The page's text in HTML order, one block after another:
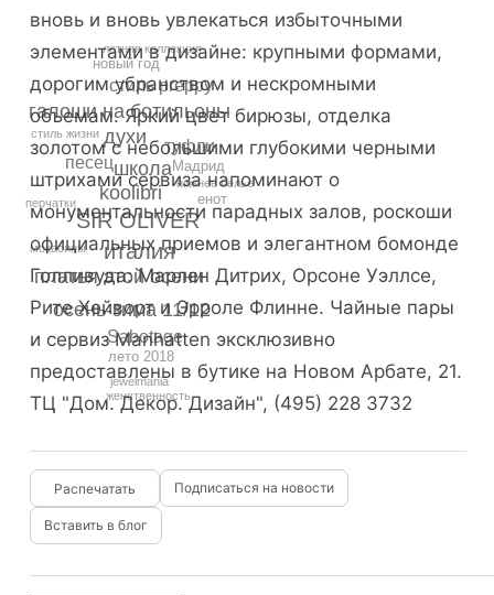
SIR OLIVER
италия
koolibri
школа
платья этой осени
осень-зима 11/12
духи
галоши на ботильоны
Sabotage
стиль preppy
туфли
песец
лето 2018
Мадрид
новый год
енот
мокасины
jewelmania
стиль жизни
нижнее белье
летняя коллекция
перчатки
женственность
вновь и вновь увлекаться избыточными
элементами в дизайне: крупными формами,
дорогим убранством и нескромными
объемам. Яркий цвет бирюзы, отделка
золотом с небольшими глубокими черными
штрихами сервиза напоминают о
монументальности парадных залов, роскоши
официальных приемов и элегантном бомонде
Голливуда: Марлен Дитрих, Орсоне Уэллсе,
Рите Хейворт и Эрроле Флинне. Чайные пары
и сервиз Manhatten эксклюзивно
предоставлены в бутике на Новом Арбате, 21.
ТЦ "Дом. Декор. Дизайн", (495) 228 3732
Подписаться на новости
Вставить в блог